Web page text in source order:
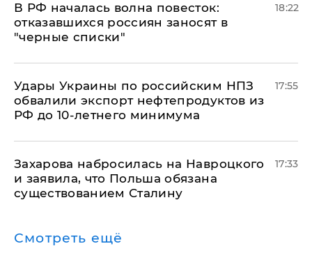
​В РФ началась волна повесток:
отказавшихся россиян заносят в
"черные списки"
18:22
Удары Украины по российским НПЗ
обвалили экспорт нефтепродуктов из
РФ до 10-летнего минимума
17:55
​Захарова набросилась на Навроцкого
и заявила, что Польша обязана
существованием Сталину
17:33
Смотреть ещё